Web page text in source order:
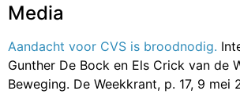
Media
Aandacht voor CVS is broodnodig.
Gunther De Bock en Els Crick van de
Beweging. De Weekkrant, p. 17, 9 mei